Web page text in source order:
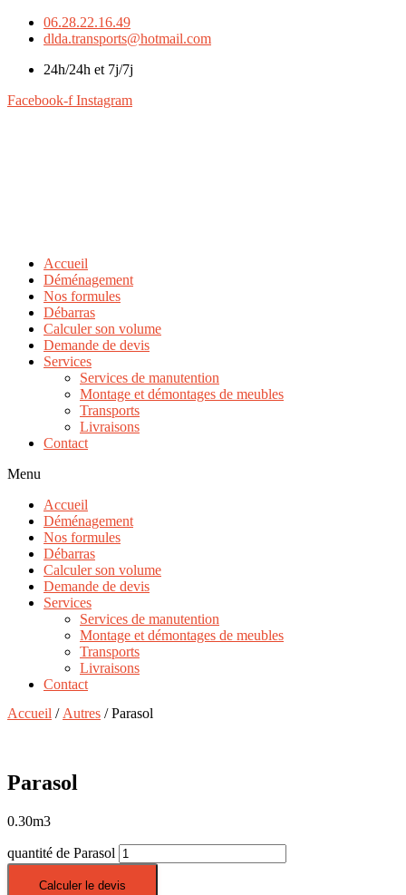
06.28.22.16.49
dlda.transports@hotmail.com
24h/24h et 7j/7j
Facebook-f Instagram
Accueil
Déménagement
Nos formules
Débarras
Calculer son volume
Demande de devis
Services
Services de manutention
Montage et démontages de meubles
Transports
Livraisons
Contact
Menu
Accueil
Déménagement
Nos formules
Débarras
Calculer son volume
Demande de devis
Services
Services de manutention
Montage et démontages de meubles
Transports
Livraisons
Contact
Accueil / Autres / Parasol
Parasol
0.30m3
quantité de Parasol
Calculer le devis